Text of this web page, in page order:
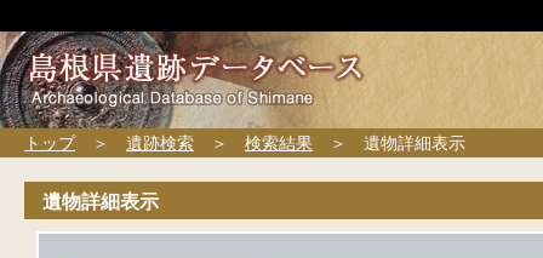
トップ＞ 遺跡検索 ＞ 検索結果 ＞ 遺物詳細表示
遺物詳細表示